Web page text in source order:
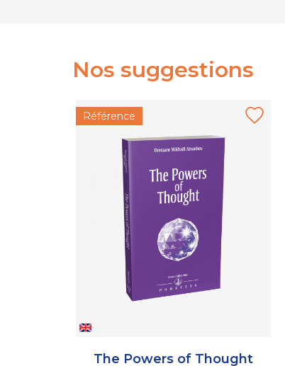
Nos suggestions
Référence
The Powers of Thought